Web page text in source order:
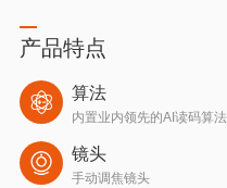
产品特点
算法
内置业内领先的AI读码算法
镜头
手动调焦镜头